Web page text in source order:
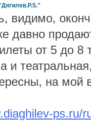
видимо,
давно
от 5 до
и
на мой
ps.ru/